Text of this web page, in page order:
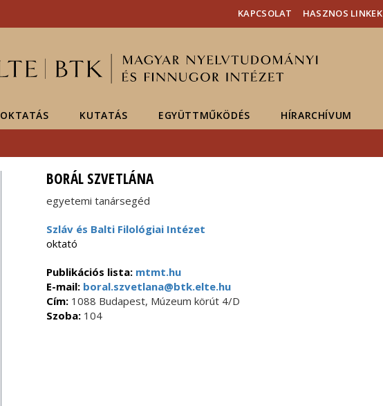
KAPCSOLAT HASZNOS LINKEK
OKTATÁS KUTATÁS EGYÜTTMŰKÖDÉS HÍRARCHÍVUM
BORÁL SZVETLÁNA
egyetemi tanársegéd
Szláv és Balti Filológiai Intézet
oktató
Publikációs lista: mtmt.hu
E-mail:boral.szvetlana@btk.elte.hu
Cím:1088 Budapest, Múzeum körút 4/D
Szoba:104